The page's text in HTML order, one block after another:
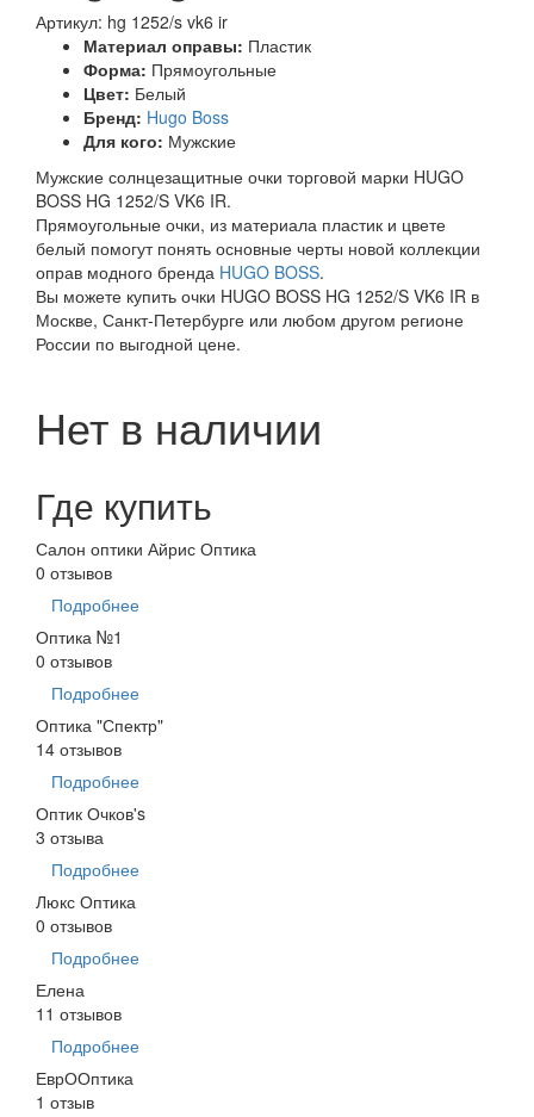
Артикул: hg 1252/s vk6 ir
Материал оправы: Пластик
Форма: Прямоугольные
Цвет: Белый
Бренд: Hugo Boss
Для кого: Мужские
Мужские солнцезащитные очки торговой марки HUGO
BOSS HG 1252/S VK6 IR.
Прямоугольные очки, из материала пластик и цвете
белый помогут понять основные черты новой коллекции
оправ модного бренда HUGO BOSS.
Вы можете купить очки HUGO BOSS HG 1252/S VK6 IR в
Москве, Санкт-Петербурге или любом другом регионе
России по выгодной цене.
Нет в наличии
Где купить
Салон оптики Айрис Оптика
0 отзывов
Подробнее
Оптика №1
0 отзывов
Подробнее
Оптика "Спектр"
14 отзывов
Подробнее
Оптик Очков's
3 отзыва
Подробнее
Люкс Оптика
0 отзывов
Подробнее
Елена
11 отзывов
Подробнее
ЕврООптика
1 отзыв